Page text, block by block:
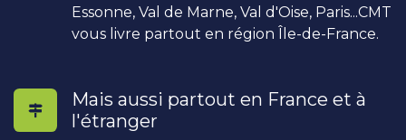
Essonne, Val de Marne, Val d'Oise, Paris...CMT
vous livre partout en région Île-de-France.
Mais aussi partout en France et à
l'étranger